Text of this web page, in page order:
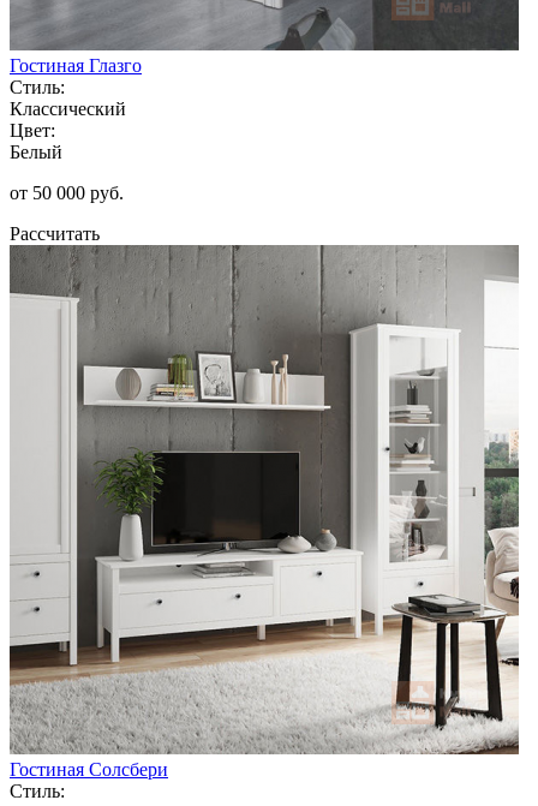
Гостиная Глазго
Стиль:
Классический
Цвет:
Белый
от 50 000 руб.
Рассчитать
Гостиная Солсбери
Стиль: